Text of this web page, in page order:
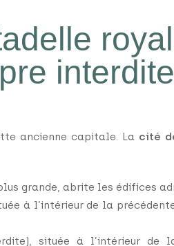
ancienne capitale. La cité
grande, abrite les édifices
à l’intérieur de la
située à l’intérieur de